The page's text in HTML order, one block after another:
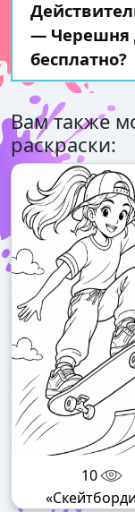
— Черешня
бесплатно?
Вам также
раскраски:
10